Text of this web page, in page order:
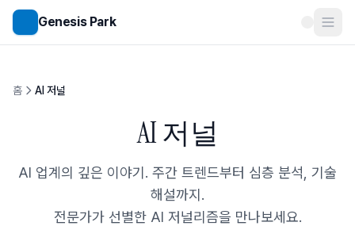
메인 콘텐츠로 건너뛰기
Genesis Park
홈 AI 저널
AI 저널
AI 업계의 깊은 이야기. 주간 트렌드부터 심층 분석, 기술
해설까지.
전문가가 선별한 AI 저널리즘을 만나보세요.